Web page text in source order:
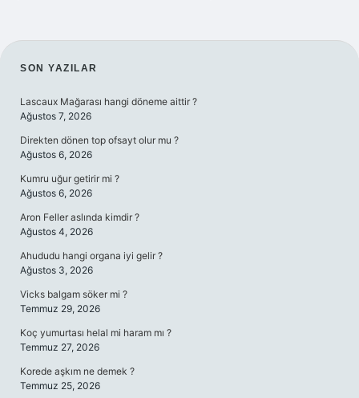
SIDEBAR
SON YAZILAR
Lascaux Mağarası hangi döneme aittir ?
Ağustos 7, 2026
Direkten dönen top ofsayt olur mu ?
Ağustos 6, 2026
Kumru uğur getirir mi ?
Ağustos 6, 2026
Aron Feller aslında kimdir ?
Ağustos 4, 2026
Ahududu hangi organa iyi gelir ?
Ağustos 3, 2026
Vicks balgam söker mi ?
Temmuz 29, 2026
Koç yumurtası helal mi haram mı ?
Temmuz 27, 2026
Korede aşkım ne demek ?
Temmuz 25, 2026